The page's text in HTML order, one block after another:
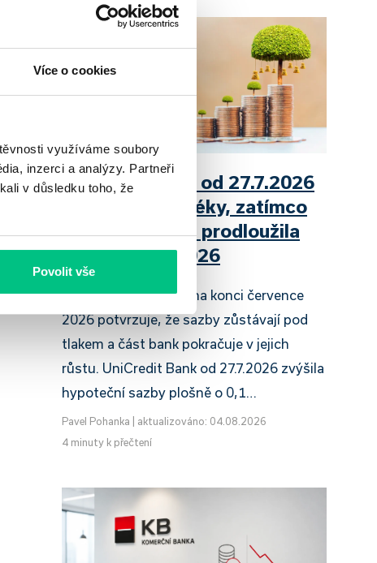
Více o cookies
využíváme soubory
inzerci a analýzy. Partneři
v důsledku toho, že
Povolit vše
UniCredit Bank od 27.7.2026
zdražuje hypotéky, zatímco
Raiffeisenbank prodloužila
slevu do 6.9.2026
Český hypoteční trh na konci července
2026 potvrzuje, že sazby zůstávají pod
tlakem a část bank pokračuje v jejich
růstu. UniCredit Bank od 27.7.2026 zvýšila
hypoteční sazby plošně o 0,1…
Pavel Pohanka
aktualizováno: 04.08.2026
4 minuty k přečtení